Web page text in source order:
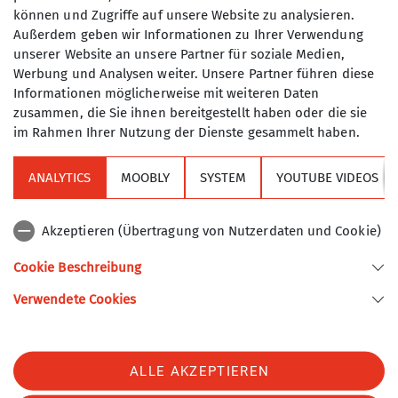
Kletterhalle des DAV in Thalkirchen
oder inFreimann. In den Ferien
entfällt das Training.
Wenn du Interesse hast, melde dich
doch einfach beim Gruppenleiter
(Kontakt-Info im Kasten rechts). Wir
treffen uns vor dem Training in der
Halle im Eingangsbereich vor der
großen Scheibe.
Wir freuen uns auf DICH!
Informationen zur Kletterhalle:
Der Eintrittspreis in die Kletterhalle
Jugendgruppen 7,60 €.
Beim Kauf der Verbund-Jahresmarke
Maximale Teilnehmeranzahl
6
Alpenverein
Sektion Turner-Alpenkränzchen des Deutschen Alpenvereins e.V.
Telefon +49894485357
können und Zugriffe auf unsere Website zu analysieren.
Außerdem geben wir Informationen zu Ihrer Verwendung
unserer Website an unsere Partner für soziale Medien,
Werbung und Analysen weiter. Unsere Partner führen diese
Informationen möglicherweise mit weiteren Daten
zusammen, die Sie ihnen bereitgestellt haben oder die sie
im Rahmen Ihrer Nutzung der Dienste gesammelt haben.
ANALYTICS MOOBLY SYSTEM YOUTUBE VIDEOS
Akzeptieren (Übertragung von Nutzerdaten und Cookie)
Cookie Beschreibung
Verwendete Cookies
ALLE AKZEPTIEREN